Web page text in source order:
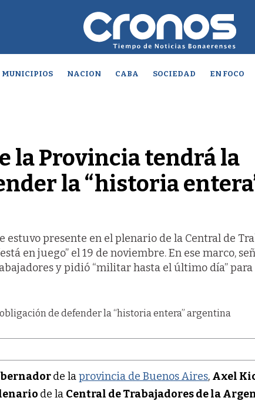
MUNICIPIOS NACION CABA SOCIEDAD EN FOCO
la Provincia tendrá la
la “historia
estuvo presente en el plenario de la Central de
en juego” el 19 de noviembre. En ese marco,
y pidió “militar hasta el último día”
de laprovincia de Buenos Aires, Axel
de la Central de Trabajadores de la